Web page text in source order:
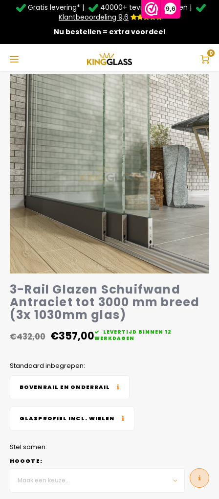
9,6
Service & Contact
Contact
Bezorging
Afhalen
Montage
Betaalmethoden
Garantie
Veelgestelde vragen
Taal
Nederlands
Deutsch
Gratis levering* |
40000+ tevreden klanten |
Klantbeoordeling 9,6
Nu bestellen = extra voordeel
0
Zomer Deals: Tot 20% kortingop schuifwanden en
veranda's +€20extra kassa korting*
3-Rail Glazen Schuifwand Antraciet tot 3000 mm breed (3x 1030mm glas)
3-Rail Glazen Schuifwand
Antraciet tot 3000 mm breed
(3x 1030mm glas)
€432,00 €357,00
LEVERTIJD BINNEN 12
WERKDAGEN
Standaard inbegrepen:
BOVENRAIL EN ONDERRAIL
GLASPROFIEL INCL. WIELEN
Stel samen:
HOOGTE:
Maak een keuze...